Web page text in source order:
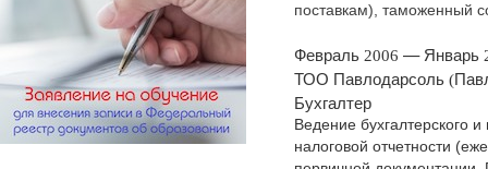
поставкам), таможенный
Февраль 2006 — Январь
ТОО Павлодарсоль (
Бухгалтер
Ведение бухгалтерского
налоговой отчетности